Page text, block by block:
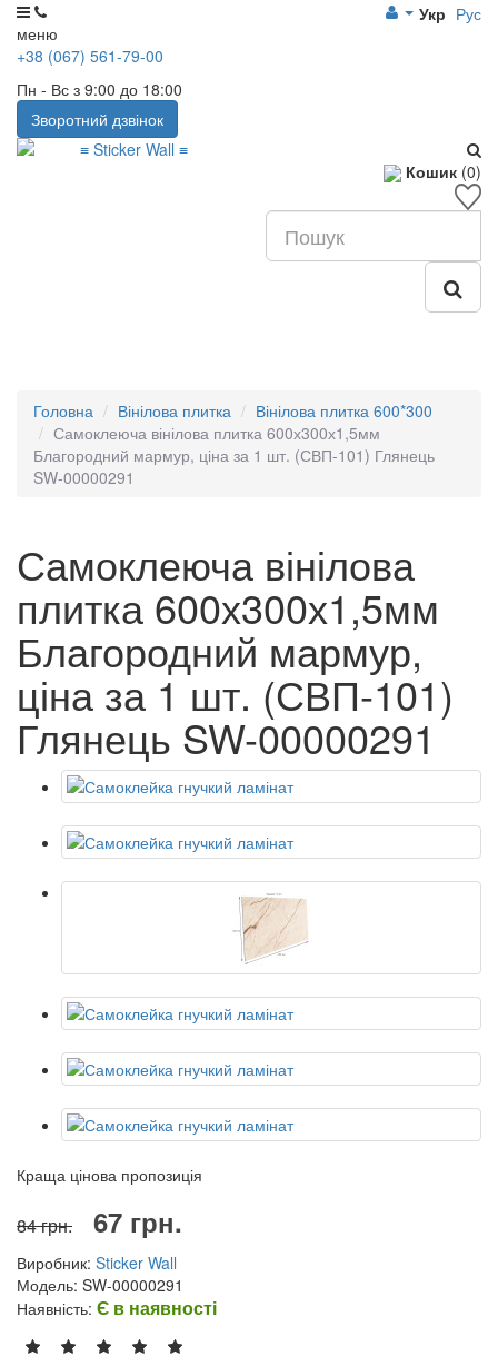
меню
Укр Рус
+38 (067) 561-79-00
Пн - Вс з 9:00 до 18:00
Зворотний дзвінок
Кошик (0)
Головна Вінілова плитка
Вінілова плитка 600*300
Самоклеюча вінілова плитка 600х300х1,5мм
Благородний мармур, ціна за 1 шт. (СВП-101) Глянець
SW-00000291
Самоклеюча вінілова
плитка 600х300х1,5мм
Благородний мармур,
ціна за 1 шт. (СВП-101)
Глянець SW-00000291
Краща цінова пропозиція
84 грн. 67 грн.
Виробник: Sticker Wall
Модель: SW-00000291
Наявність: Є в наявності